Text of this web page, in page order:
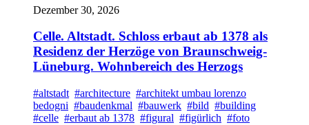
Dezember 30, 2026
Celle. Altstadt. Schloss erbaut ab 1378 als
Residenz der Herzöge von Braunschweig-
Lüneburg. Wohnbereich des Herzogs
#altstadt #architecture #architekt umbau lorenzo
bedogni #baudenkmal #bauwerk #bild #building
#celle #erbaut ab 1378 #figural #figürlich #foto